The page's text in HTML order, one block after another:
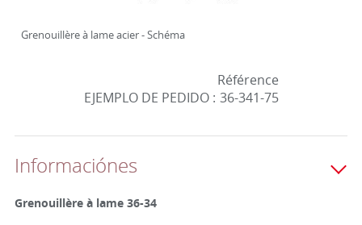
Grenouillère à lame acier - Schéma
EJEMPLO DE PEDIDO :
Référence
36-341-75
Informaciónes
Grenouillère à lame 36-34